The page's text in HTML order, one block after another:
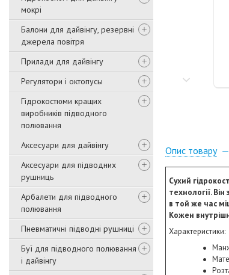
мокрі
Балони для дайвінгу, резервні
джерела повітря
Прилади для дайвінгу
Регулятори і октопусы
Гідрокостюми кращих
виробників підводного
полювання
Аксесуари для дайвінгу
Аксесуари для підводних
рушниць
Арбалети для підводного
полювання
Пневматичні підводні рушниці
Буї для підводного полювання
і дайвінгу
Опис товару
Сухий
технології.
в той же час
Кожен
Характеристики: